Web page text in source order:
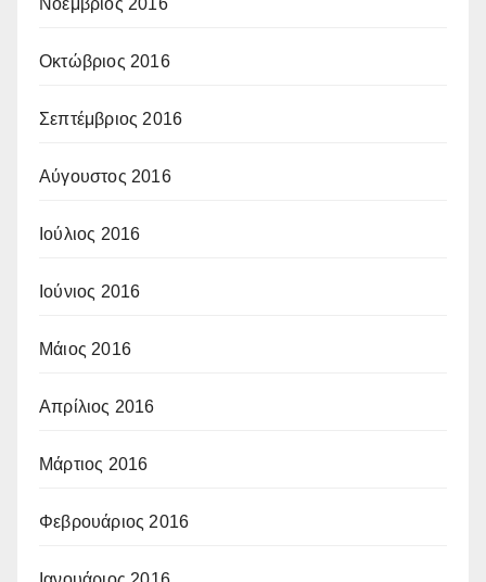
Οκτώβριος 2016
Σεπτέμβριος 2016
Αύγουστος 2016
Ιούλιος 2016
Ιούνιος 2016
Μάιος 2016
Απρίλιος 2016
Μάρτιος 2016
Φεβρουάριος 2016